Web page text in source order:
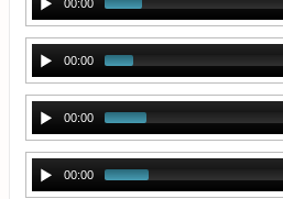
00:00
00:00
00:00
00:00